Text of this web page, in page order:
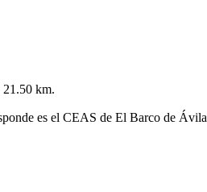
21.50 km.
es el CEAS de El Barco de Ávila